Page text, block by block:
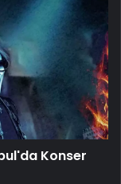
Konser